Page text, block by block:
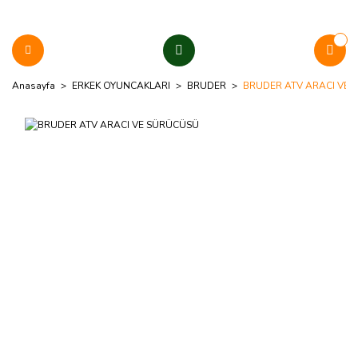
Anasayfa ERKEK OYUNCAKLARI BRUDER BRUDER ATV ARACI VE